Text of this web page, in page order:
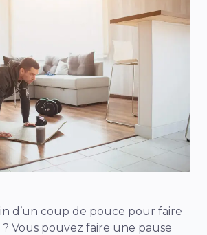
d’un coup de pouce pour faire
Vous pouvez faire une pause